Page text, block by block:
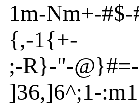
1m-Nm+-#$-
{,-1{+-
;-R}-"-@}#=-
]36,]6^;1-:m1